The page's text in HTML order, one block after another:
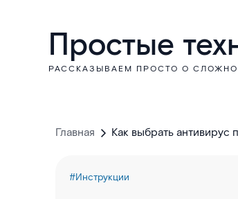
Простые
РАССКАЗЫВАЕМ ПРОСТО О
Главная Как выбрать
#Инструкции